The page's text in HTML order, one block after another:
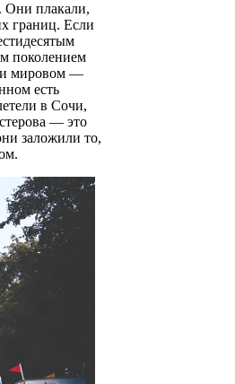
Они плакали,
границ. Если
поколением
и мировом —
есть
в Сочи,
— это
заложили то,